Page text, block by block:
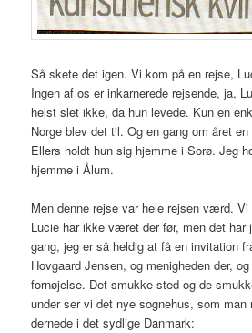
Så skete det igen. Vi kom på en rejse,
Ingen af os er inkarnerede rejsende, ja,
helst slet ikke, da hun levede. Kun en
Norge blev det til. Og en gang om året
Ellers holdt hun sig hjemme i Sorø. Jeg
hjemme i Ålum.
Men denne rejse var hele rejsen værd.
Lucie har ikke været der før, men det har
gang, jeg er så heldig at få en invitation
Hovgaard Jensen, og menigheden der,
fornøjelse. Det smukke sted og de
under ser vi det nye sognehus, som
dernede i det sydlige Danmark: